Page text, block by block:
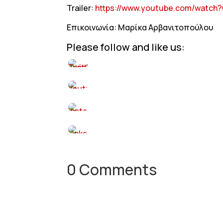
Trailer: https://www.youtube.com/
Επικοινωνία: Μαρίκα Αρβανιτοπούλου
Please follow and like us:
0 Comments